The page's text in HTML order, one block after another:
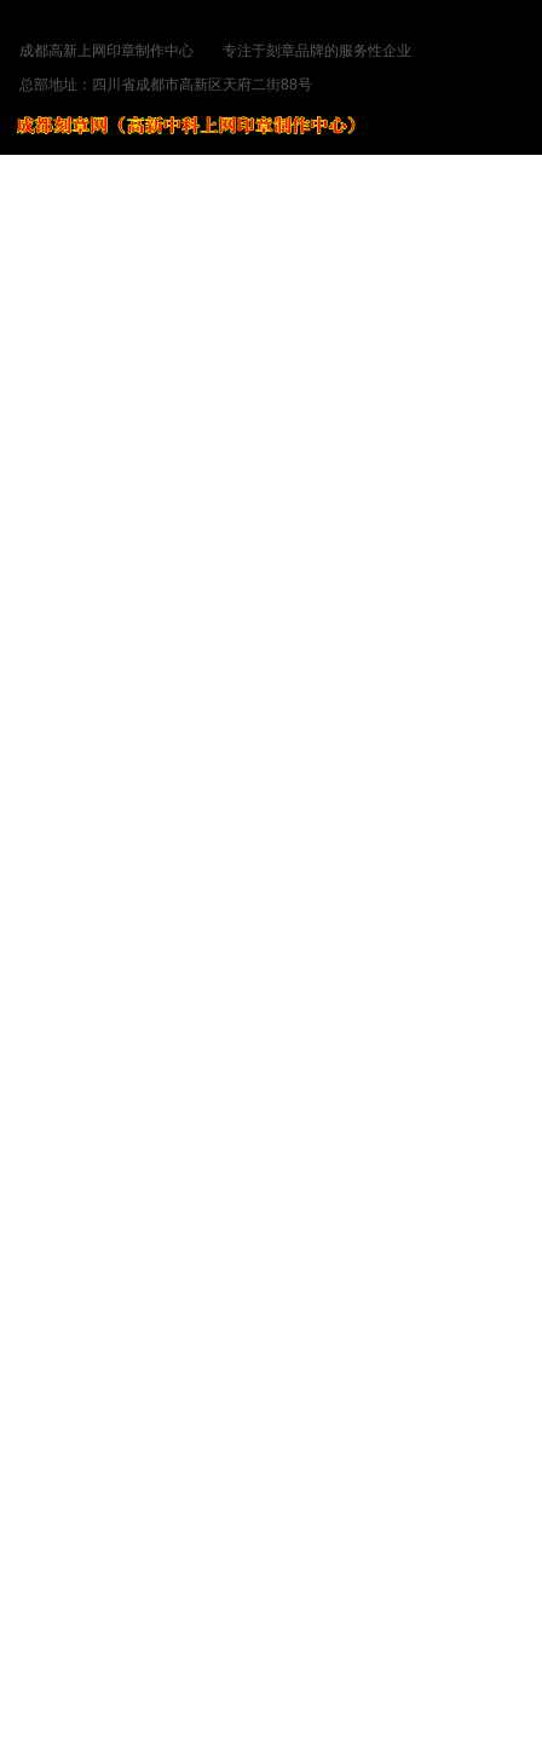
成都高新上网印章制作中心 专注于刻章品牌的
总部地址：四川省成都市高新区天府
川B2-